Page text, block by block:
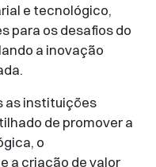
e tecnológico,
para os desafios do
a inovação
as instituições
de promover a
o
a criação de valor